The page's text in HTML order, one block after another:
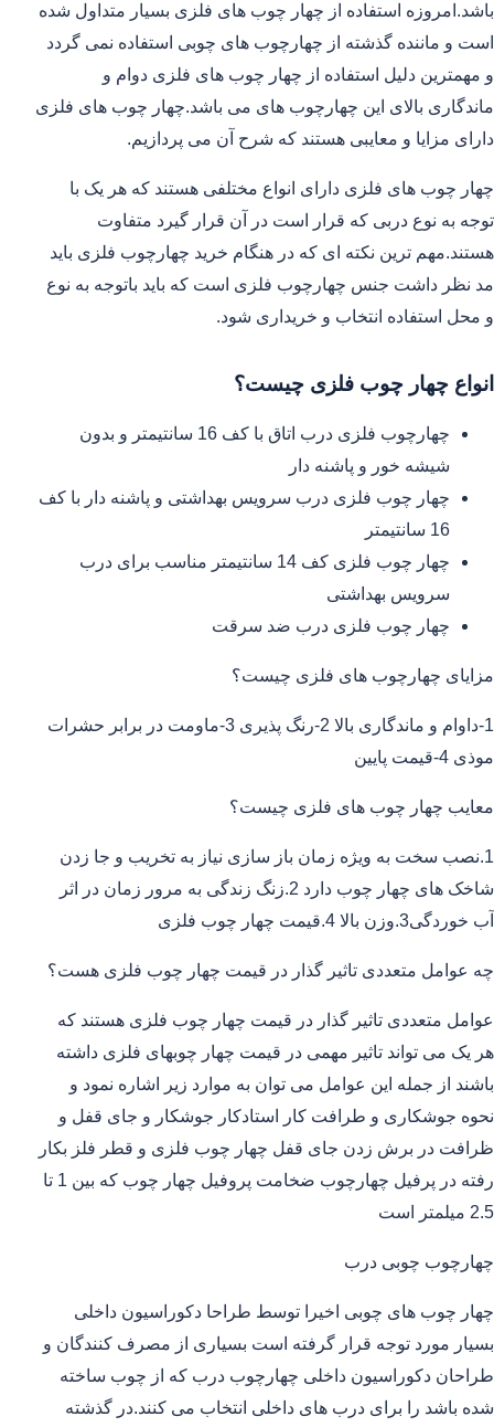
باشد.امروزه استفاده از چهار چوب های فلزی بسیار متداول شده
است و ماننده گذشته از چهارچوب های چوبی استفاده نمی گردد
و مهمترین دلیل استفاده از چهار چوب های فلزی دوام و
ماندگاری بالای این چهارچوب های می باشد.چهار چوب های فلزی
دارای مزایا و معایبی هستند که شرح آن می پردازیم.
چهار چوب های فلزی دارای انواع مختلفی هستند که هر یک با
توجه به نوع دربی که قرار است در آن قرار گیرد متفاوت
هستند.مهم ترین نکته ای که در هنگام خرید چهارچوب فلزی باید
مد نظر داشت جنس چهارچوب فلزی است که باید باتوجه به نوع
و محل استفاده انتخاب و خریداری شود.
انواع چهار چوب فلزی چیست؟
چهارچوب فلزی درب اتاق با کف 16 سانتیمتر و بدون
شیشه خور و پاشنه دار
چهار چوب فلزی درب سرویس بهداشتی و پاشنه دار با کف
16 سانتیمتر
چهار چوب فلزی کف 14 سانتیمتر مناسب برای درب
سرویس بهداشتی
چهار چوب فلزی درب ضد سرقت
مزایای چهارچوب های فلزی چیست؟
1-داوام و ماندگاری بالا 2-رنگ پذیری 3-ماومت در برابر حشرات
موذی 4-قیمت پایین
معایب چهار چوب های فلزی چیست؟
1.نصب سخت به ویژه زمان باز سازی نیاز به تخریب و جا زدن
شاخک های چهار چوب دارد 2.زنگ زندگی به مرور زمان در اثر
آب خوردگی3.وزن بالا 4.قیمت چهار چوب فلزی
چه عوامل متعددی تاثیر گذار در قیمت چهار چوب فلزی هست؟
عوامل متعددی تاثیر گذار در قیمت چهار چوب فلزی هستند که
هر یک می تواند تاثیر مهمی در قیمت چهار چوبهای فلزی داشته
باشند از جمله این عوامل می توان به موارد زیر اشاره نمود و
نحوه جوشکاری و طرافت کار استادکار جوشکار و جای قفل و
ظرافت در برش زدن جای قفل چهار چوب فلزی و قطر فلز بکار
رفته در پرفیل چهارچوب ضخامت پروفیل چهار چوب که بین 1 تا
2.5 میلمتر است
چهارچوب چوبی درب
چهار چوب های چوبی اخیرا توسط طراحا دکوراسیون داخلی
بسیار مورد توجه قرار گرفته است بسیاری از مصرف کنندگان و
طراحان دکوراسیون داخلی چهارچوب درب که از چوب ساخته
شده باشد را برای درب های داخلی انتخاب می کنند.در گذشته